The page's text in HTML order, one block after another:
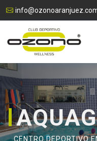
CENTRO DEPORTIVO